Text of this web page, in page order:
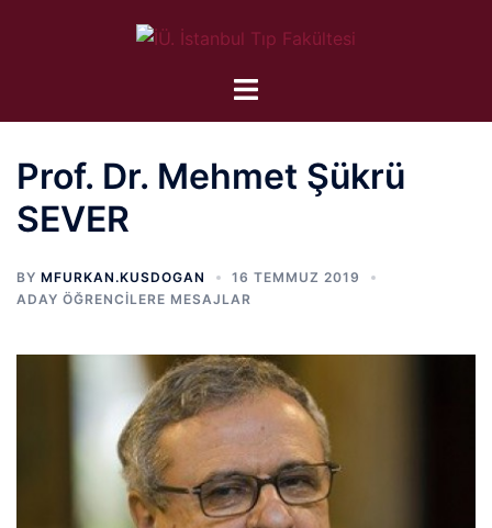
Prof. Dr. Mehmet Şükrü
SEVER
BY MFURKAN.KUSDOGAN
16 TEMMUZ 2019
ADAY ÖĞRENCILERE MESAJLAR